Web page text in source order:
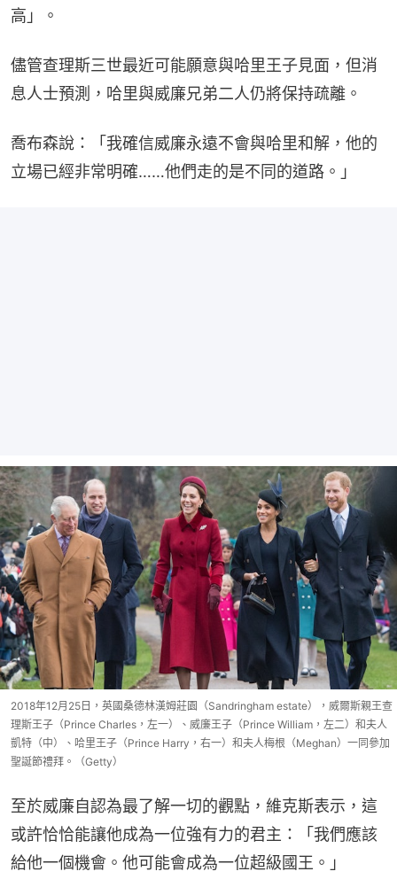
高」。
儘管查理斯三世最近可能願意與哈里王子見面，但消
息人士預測，哈里與威廉兄弟二人仍將保持疏離。
喬布森說：「我確信威廉永遠不會與哈里和解，他的
立場已經非常明確……他們走的是不同的道路。」
2018年12月25日，英國桑德林漢姆莊園（Sandringham estate），威爾斯親王查
理斯王子（Prince Charles，左一）、威廉王子（Prince William，左二）和夫人
凱特（中）、哈里王子（Prince Harry，右一）和夫人梅根（Meghan）一同參加
聖誕節禮拜。（Getty）
至於威廉自認為最了解一切的觀點，維克斯表示，這
或許恰恰能讓他成為一位強有力的君主：「我們應該
給他一個機會。他可能會成為一位超級國王。」